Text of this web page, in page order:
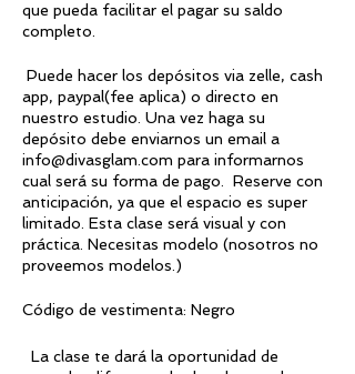
que pueda facilitar el pagar su saldo
completo.
Puede hacer los depósitos via zelle, cash
app, paypal(fee aplica) o directo en
nuestro estudio. Una vez haga su
depósito debe enviarnos un email a
info@divasglam.com para informarnos
cual será su forma de pago. Reserve con
anticipación, ya que el espacio es super
limitado. Esta clase será visual y con
práctica. Necesitas modelo (nosotros no
proveemos modelos.)
Código de vestimenta: Negro
La clase te dará la oportunidad de